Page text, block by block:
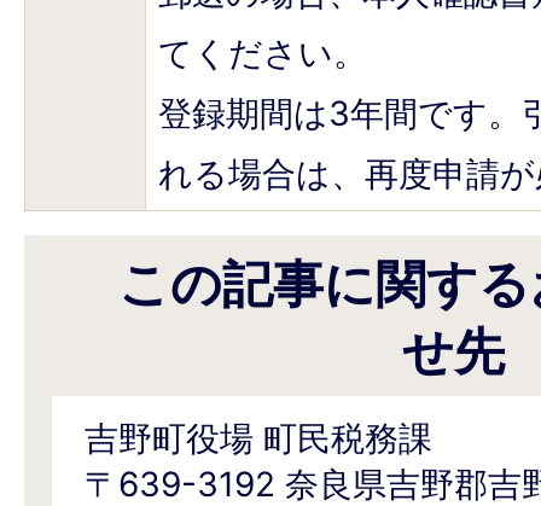
てください。
登録期間は3年間です。
れる場合は、再度申請
この記事に関す
せ先
吉野町役場 町民税務課
〒639-3192 奈良県吉野郡吉